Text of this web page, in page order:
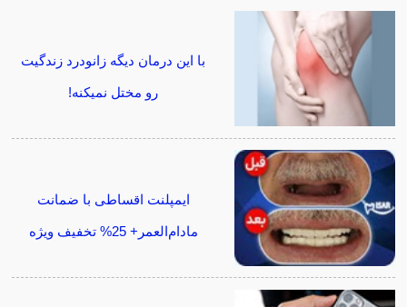
با این درمان دیگه زانودرد زندگیت
رو مختل نمیکنه!
ایمپلنت اقساطی با ضمانت
مادام‌العمر+ 25% تخفیف ویژه